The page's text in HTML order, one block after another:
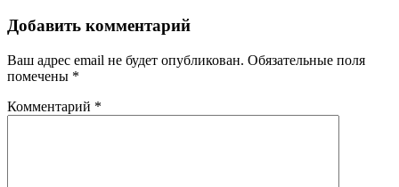
Добавить комментарий
Ваш адрес email не будет опубликован. Обязательные поля
помечены *
Комментарий *